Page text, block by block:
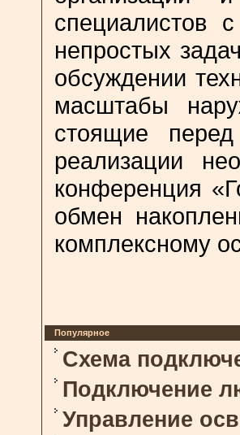
специалистов
непростых
обсуждении
масштабы
стоящие
реализации
конференция
обмен
комплексному
Популярное
Схема
Подключение
Управление